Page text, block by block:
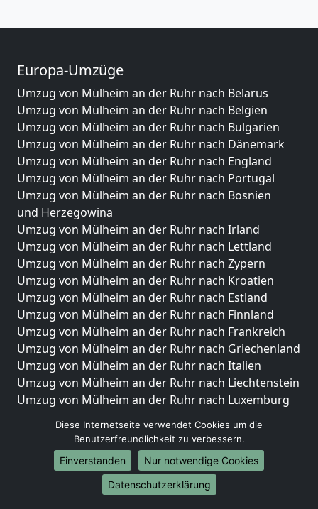
Europa-Umzüge
Umzug von Mülheim an der Ruhr nach Belarus
Umzug von Mülheim an der Ruhr nach Belgien
Umzug von Mülheim an der Ruhr nach Bulgarien
Umzug von Mülheim an der Ruhr nach Dänemark
Umzug von Mülheim an der Ruhr nach England
Umzug von Mülheim an der Ruhr nach Portugal
Umzug von Mülheim an der Ruhr nach Bosnien
und Herzegowina
Umzug von Mülheim an der Ruhr nach Irland
Umzug von Mülheim an der Ruhr nach Lettland
Umzug von Mülheim an der Ruhr nach Zypern
Umzug von Mülheim an der Ruhr nach Kroatien
Umzug von Mülheim an der Ruhr nach Estland
Umzug von Mülheim an der Ruhr nach Finnland
Umzug von Mülheim an der Ruhr nach Frankreich
Umzug von Mülheim an der Ruhr nach Griechenland
Umzug von Mülheim an der Ruhr nach Italien
Umzug von Mülheim an der Ruhr nach Liechtenstein
Umzug von Mülheim an der Ruhr nach Luxemburg
Umzug von Mülheim an der Ruhr nach Norwegen
Umzüge-Deutschlandweit
Umzug von Mülheim an der Ruhr nach Berlin
Diese Internetseite verwendet Cookies um die
Benutzerfreundlichkeit zu verbessern.
Einverstanden
Nur notwendige Cookies
Datenschutzerklärung